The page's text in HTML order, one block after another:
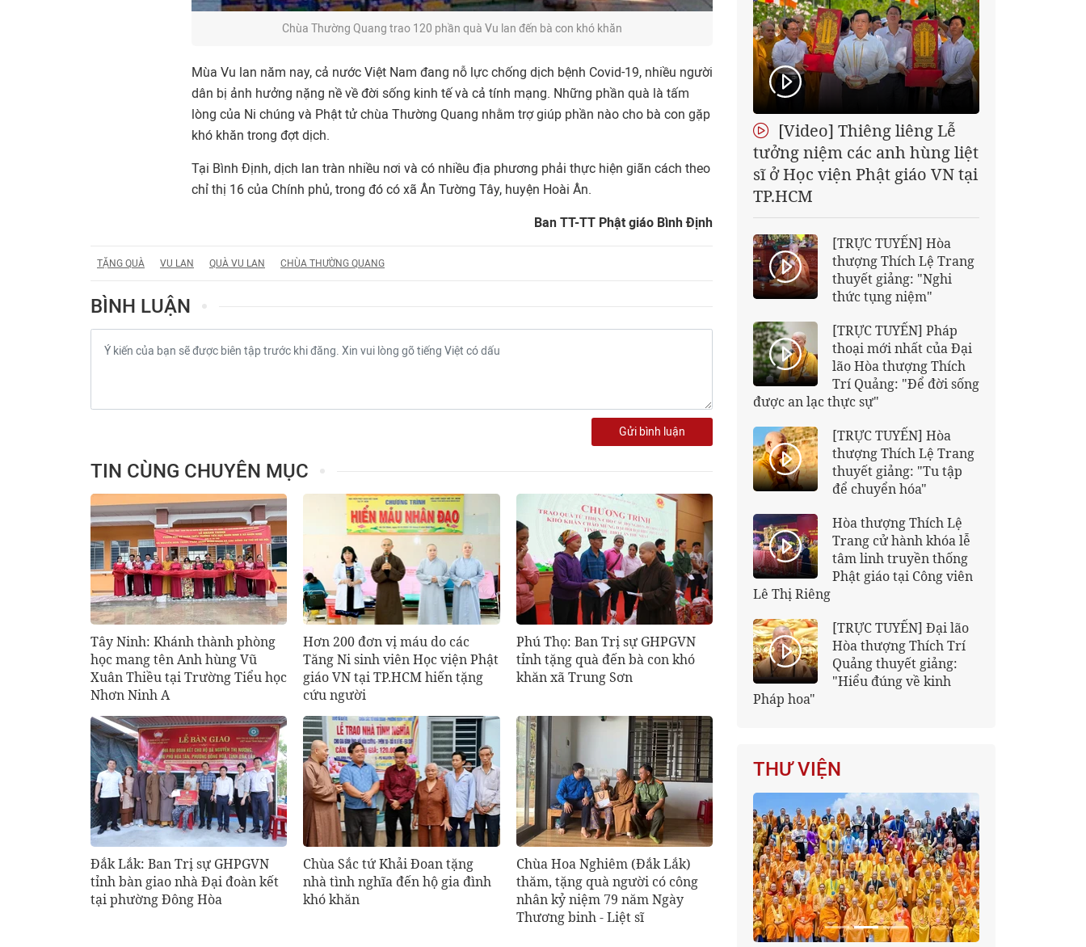
Chùa Thường Quang trao 120 phần quà Vu lan đến bà con khó khăn
Mùa Vu lan năm nay, cả nước Việt Nam đang nỗ lực chống dịch bệnh Covid-19, nhiều người
dân bị ảnh hưởng nặng nề về đời sống kinh tế và cả tính mạng. Những phần quà là tấm
lòng của Ni chúng và Phật tử chùa Thường Quang nhằm trợ giúp phần nào cho bà con gặp
khó khăn trong đợt dịch.
Tại Bình Định, dịch lan tràn nhiều nơi và có nhiều địa phương phải thực hiện giãn cách theo
chỉ thị 16 của Chính phủ, trong đó có xã Ân Tường Tây, huyện Hoài Ân.
Ban TT-TT Phật giáo Bình Định
TẶNG QUÀ VU LAN QUÀ VU LAN CHÙA THƯỜNG QUANG
BÌNH LUẬN
Gửi bình luận
TIN CÙNG CHUYÊN MỤC
Tây Ninh: Khánh thành phòng
học mang tên Anh hùng Vũ
Xuân Thiều tại Trường Tiểu học
Nhơn Ninh A
Hơn 200 đơn vị máu do các
Tăng Ni sinh viên Học viện Phật
giáo VN tại TP.HCM hiến tặng
cứu người
Phú Thọ: Ban Trị sự GHPGVN
tỉnh tặng quà đến bà con khó
khăn xã Trung Sơn
Đắk Lắk: Ban Trị sự GHPGVN
tỉnh bàn giao nhà Đại đoàn kết
tại phường Đông Hòa
Chùa Sắc tứ Khải Đoan tặng
nhà tình nghĩa đến hộ gia đình
khó khăn
Chùa Hoa Nghiêm (Đắk Lắk)
thăm, tặng quà người có công
nhân kỷ niệm 79 năm Ngày
Thương binh - Liệt sĩ
[Video] Thiêng liêng Lễ
tưởng niệm các anh hùng liệt
sĩ ở Học viện Phật giáo VN tại
TP.HCM
[TRỰC TUYẾN] Hòa
thượng Thích Lệ Trang
thuyết giảng: "Nghi
thức tụng niệm"
[TRỰC TUYẾN] Pháp
thoại mới nhất của Đại
lão Hòa thượng Thích
Trí Quảng: "Để đời sống
được an lạc thực sự"
[TRỰC TUYẾN] Hòa
thượng Thích Lệ Trang
thuyết giảng: "Tu tập
để chuyển hóa"
Hòa thượng Thích Lệ
Trang cử hành khóa lễ
tâm linh truyền thống
Phật giáo tại Công viên
Lê Thị Riêng
[TRỰC TUYẾN] Đại lão
Hòa thượng Thích Trí
Quảng thuyết giảng:
"Hiểu đúng về kinh
Pháp hoa"
THƯ VIỆN